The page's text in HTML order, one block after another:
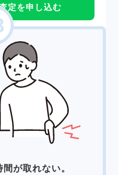
定を申し込む
が取れない。